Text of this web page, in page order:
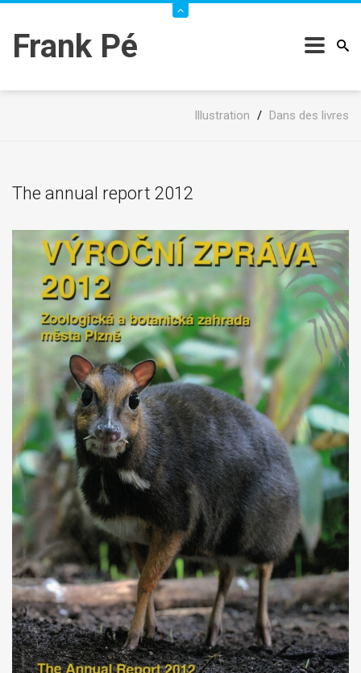
Frank Pé
Illustration / Dans des livres
The annual report 2012